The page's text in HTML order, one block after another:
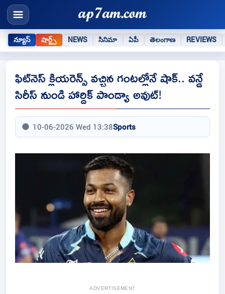
న్యూస్ షార్ట్స్ NEWS సినిమా ఏపీ తెలంగాణ REVIEWS
ఫిట్‌నెస్ క్లియరెన్స్ వచ్చిన గంటల్లోనే షాక్.. వన్డే
సిరీస్ నుండి హార్దిక్ పాండ్యా అవుట్!
10-06-2026 Wed 13:38Sports
ADVERTISEMENT